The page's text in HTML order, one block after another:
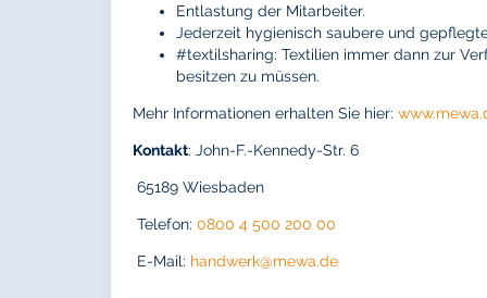
Entlastung der Mitarbeiter.
Jederzeit hygienisch saubere und
#textilsharing: Textilien immer dann zur
besitzen zu müssen.
Mehr Informationen erhalten Sie hier:
Kontakt: John-F.-Kennedy-Str. 6
65189 Wiesbaden
Telefon: 0800 4 500 200 00
E-Mail: handwerk@mewa.de